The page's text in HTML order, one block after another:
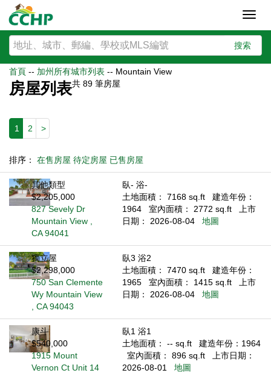
搜索
首頁 -- 加州所有城市列表 -- Mountain View
房屋列表共 89 筆房屋
1 2 >
排序： 在售房屋 待定房屋 已售房屋
其他類型
$2,205,000
827 Sevely Dr
Mountain View ,
CA 94041
臥- 浴-
土地面積： 7168 sq.ft
建造年份：
1964
室內面積： 2772 sq.ft
上市
日期： 2026-08-04
地圖
獨立屋
$2,298,000
750 San Clemente
Wy Mountain View
, CA 94043
臥3 浴2
土地面積： 7470 sq.ft
建造年份：
1965
室內面積： 1415 sq.ft
上市
日期： 2026-08-04
地圖
康斗
$540,000
1915 Mount
Vernon Ct Unit 14
臥1 浴1
土地面積： -- sq.ft
建造年份：1964
室內面積： 896 sq.ft
上市日期：
2026-08-01
地圖